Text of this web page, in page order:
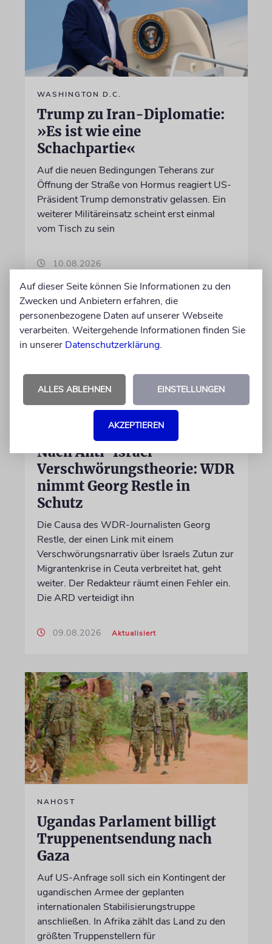
WASHINGTON D.C.
Trump zu Iran-Diplomatie:
»Es ist wie eine
Schachpartie«
Auf die neuen Bedingungen Teherans zur
Öffnung der Straße von Hormus reagiert US-
Präsident Trump demonstrativ gelassen. Ein
weiterer Militäreinsatz scheint erst einmal
vom Tisch zu sein
10.08.2026
Nach Anti-Israel-
Verschwörungstheorie: WDR
nimmt Georg Restle in
Schutz
Die Causa des WDR-Journalisten Georg
Restle, der einen Link mit einem
Verschwörungsnarrativ über Israels Zutun zur
Migrantenkrise in Ceuta verbreitet hat, geht
weiter. Der Redakteur räumt einen Fehler ein.
Die ARD verteidigt ihn
09.08.2026 Aktualisiert
NAHOST
Ugandas Parlament billigt
Truppenentsendung nach
Gaza
Auf US-Anfrage soll sich ein Kontingent der
ugandischen Armee der geplanten
internationalen Stabilisierungstruppe
anschließen. In Afrika zählt das Land zu den
größten Truppenstellern für
Auf dieser Seite können Sie Informationen zu den
Zwecken und Anbietern erfahren, die
personenbezogene Daten auf unserer Webseite
verarbeiten. Weitergehende Informationen finden Sie
in unserer Datenschutzerklärung.
ALLES ABLEHNEN EINSTELLUNGEN
AKZEPTIEREN